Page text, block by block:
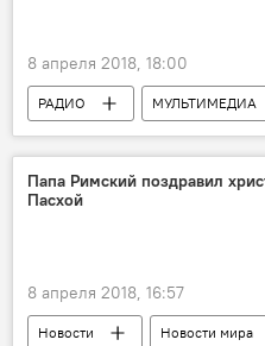
8 апреля 2018, 18:00
РАДИО МУЛЬТИМЕДИА
Азербайджан
Новости
Папа Римский поздравил
Пасхой
8 апреля 2018, 16:57
Новости
Новости мира